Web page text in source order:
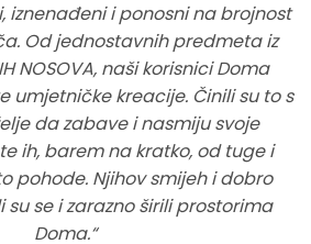
iznenađeni i ponosni na brojnost
Od jednostavnih predmeta iz
NOSOVA, naši korisnici Doma
umjetničke kreacije. Činili su to s
da zabave i nasmiju svoje
ih, barem na kratko, od tuge i
pohode. Njihov smijeh i dobro
su se i zarazno širili prostorima
Doma.“